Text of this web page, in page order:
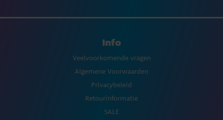
Info
Veelvoorkomende vragen
Algemene Voorwaarden
Privacybeleid
Retourinformatie
SALE